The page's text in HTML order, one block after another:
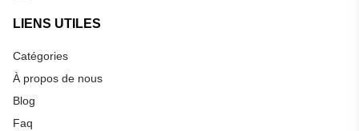
LIENS UTILES
Catégories
À propos de nous
Blog
Faq